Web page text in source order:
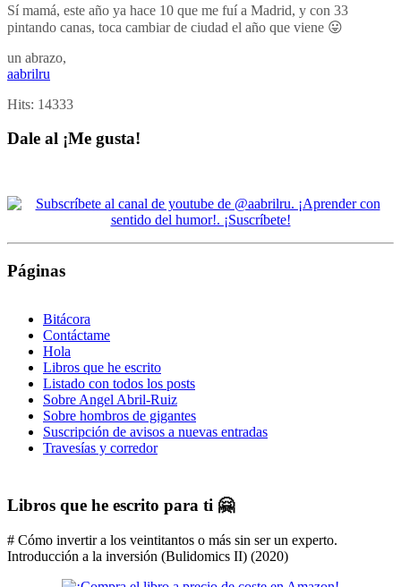
Sí mamá, este año ya hace 10 que me fuí a Madrid, y con 33
pintando canas, toca cambiar de ciudad el año que viene 😛
un abrazo,
aabrilru
Hits: 14333
Dale al ¡Me gusta!
Páginas
Bitácora
Contáctame
Hola
Libros que he escrito
Listado con todos los posts
Sobre Angel Abril-Ruiz
Sobre hombros de gigantes
Suscripción de avisos a nuevas entradas
Travesías y corredor
Libros que he escrito para ti 🤗
# Cómo invertir a los veintitantos o más sin ser un experto.
Introducción a la inversión (Bulidomics II) (2020)